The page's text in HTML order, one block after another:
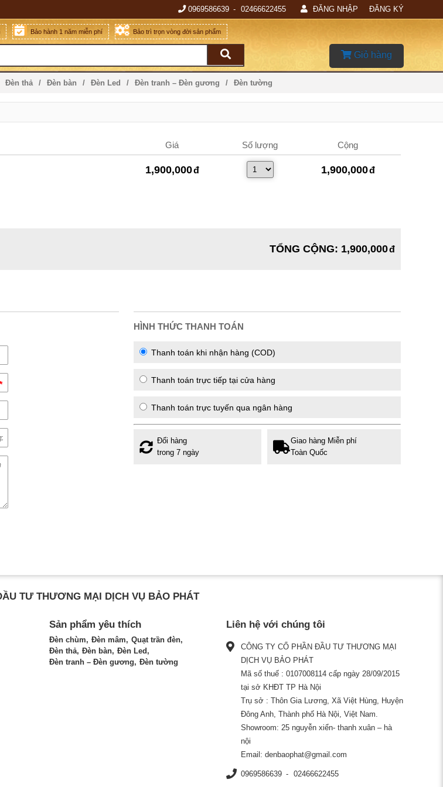
0969586639 02466622455 ĐĂNG NHẬP ĐĂNG KÝ
Bảo hành 1 năm miễn phí Bảo trì trọn vòng đời sản phẩm
Giỏ hàng
Đèn thả Đèn bàn Đèn Led Đèn tranh – Đèn gương Đèn tường
Giá Số lượng Cộng
1,900,000 1,900,000
TỔNG CỘNG: 1,900,000
HÌNH THỨC THANH TOÁN
Thanh toán khi nhận hàng (COD)
Thanh toán trực tiếp tại cửa hàng
Thanh toán trực tuyến qua ngân hàng
Đổi hàng
trong 7 ngày
Giao hàng Miễn phí
Toàn Quốc
TƯ THƯƠNG MẠI DỊCH VỤ BẢO PHÁT
Sản phẩm yêu thích
Đèn chùm Đèn mâm
Quạt trần đèn
Đèn thả
Đèn bàn
Đèn Led
Đèn tranh – Đèn gương
Đèn tường
Liên hệ với chúng tôi
CÔNG TY CỔ PHẦN ĐẦU TƯ THƯƠNG MẠI
DỊCH VỤ BẢO PHÁT
Mã số thuế : 0107008114 cấp ngày 28/09/2015
tại sở KHĐT TP Hà Nội
Trụ sở : Thôn Gia Lương, Xã Việt Hùng, Huyện
Đông Anh, Thành phố Hà Nội, Việt Nam.
Showroom: 25 nguyễn xiển- thanh xuân – hà
nội
Email:denbaophat@gmail.com
0969586639 02466622455